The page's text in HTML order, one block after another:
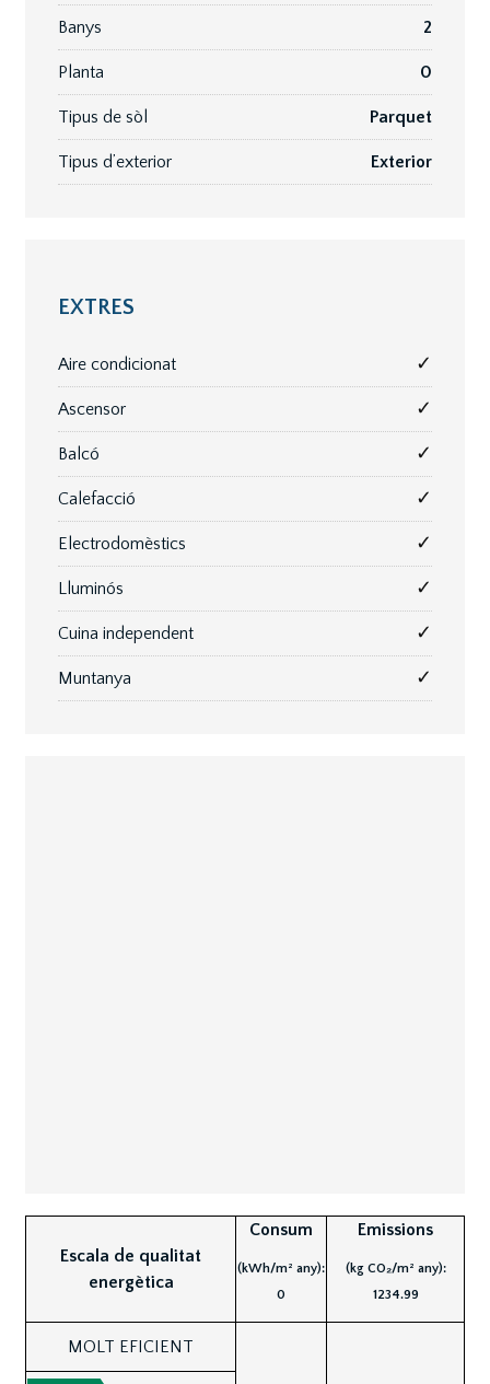
Banys 2
Planta 0
Tipus de sòl Parquet
Tipus d’exterior Exterior
EXTRES
Aire condicionat ✓
Ascensor ✓
Balcó ✓
Calefacció ✓
Electrodomèstics ✓
Lluminós ✓
Cuina independent ✓
Muntanya ✓
Escala de qualitat
energètica
Consum
(kWh/m² any):
0
Emissions
(kg CO₂/m² any):
1234.99
MOLT EFICIENT